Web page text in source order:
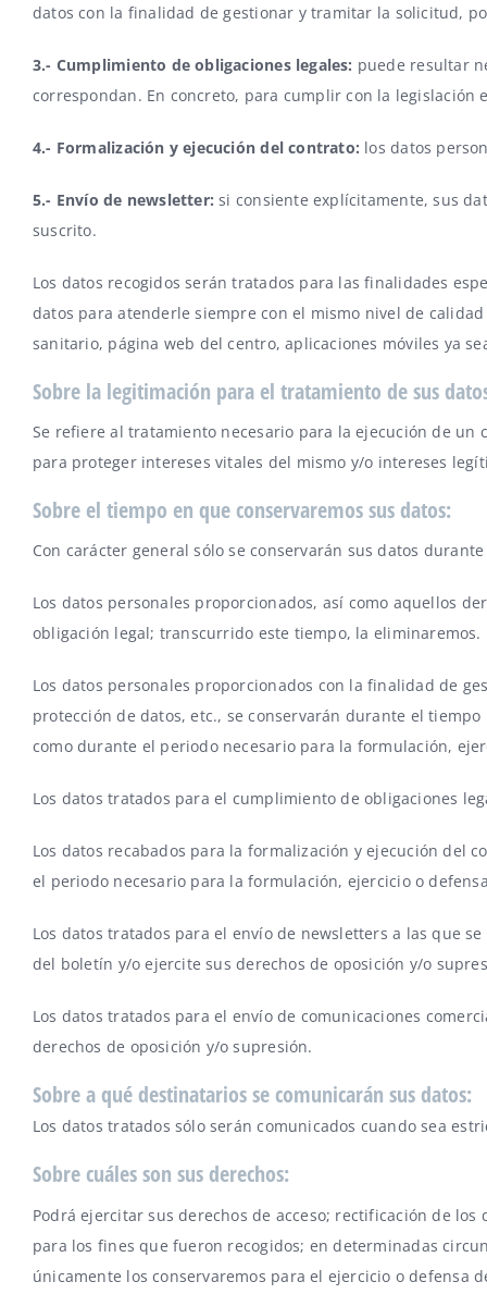
datos con la finalidad de gestionar y tramitar la solicitud,
3.- Cumplimiento de obligaciones legales: puede resultar
correspondan. En concreto, para cumplir con la
4.- Formalización y ejecución del contrato: los datos
5.- Envío de newsletter: si consiente explícitamente, sus
suscrito.
Los datos recogidos serán tratados para las finalidades
datos para atenderle siempre con el mismo nivel de
sanitario, página web del centro, aplicaciones móviles ya
Sobre la legitimación para el tratamiento de sus
Se refiere al tratamiento necesario para la ejecución de
para proteger intereses vitales del mismo y/o intereses
Sobre el tiempo en que conservaremos sus datos:
Con carácter general sólo se conservarán sus datos
Los datos personales proporcionados, así como aquellos
obligación legal; transcurrido este tiempo, la
Los datos personales proporcionados con la finalidad de
protección de datos, etc., se conservarán durante el
como durante el periodo necesario para la formulación,
Los datos tratados para el cumplimiento de obligaciones
Los datos recabados para la formalización y ejecución del
el periodo necesario para la formulación, ejercicio o
Los datos tratados para el envío de newsletters a las que
del boletín y/o ejercite sus derechos de oposición y/o
Los datos tratados para el envío de comunicaciones
derechos de oposición y/o supresión.
Sobre a qué destinatarios se comunicarán sus datos:
Los datos tratados sólo serán comunicados cuando sea
Sobre cuáles son sus derechos:
Podrá ejercitar sus derechos de acceso; rectificación de
para los fines que fueron recogidos; en determinadas
únicamente los conservaremos para el ejercicio o